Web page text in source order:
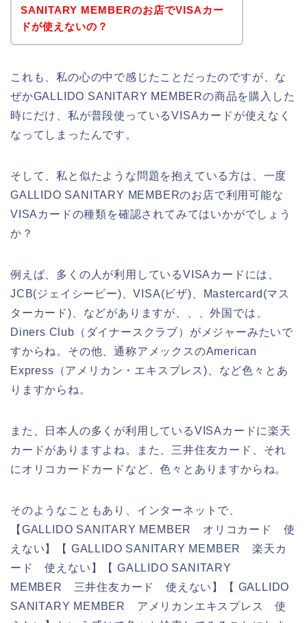
SANITARY MEMBERのお店でVISAカー
ドが使えないの？
これも、私の心の中で感じたことだったのですが、な
ぜかGALLIDO SANITARY MEMBERの商品を購入した
時にだけ、私が普段使っているVISAカードが使えなく
なってしまったんです。
そして、私と似たような問題を抱えている方は、一度
GALLIDO SANITARY MEMBERのお店で利用可能な
VISAカードの種類を確認されてみてはいかがでしょう
か？
例えば、多くの人が利用しているVISAカードには、
JCB(ジェイシービー)、VISA(ビザ)、Mastercard(マス
ターカード)、などがありますが、、、外国では、
Diners Club（ダイナースクラブ）がメジャーみたいで
すからね。その他、通称アメックスのAmerican
Express（アメリカン・エキスプレス)、など色々とあ
りますからね。
また、日本人の多くが利用しているVISAカードに楽天
カードがありますよね。また、三井住友カード、それ
にオリコカードカードなど、色々とありますからね。
そのようなこともあり、インターネットで、
【GALLIDO SANITARY MEMBER オリコカード 使
えない】【 GALLIDO SANITARY MEMBER 楽天カ
ード 使えない】【 GALLIDO SANITARY
MEMBER 三井住友カード 使えない】【 GALLIDO
SANITARY MEMBER アメリカンエキスプレス 使